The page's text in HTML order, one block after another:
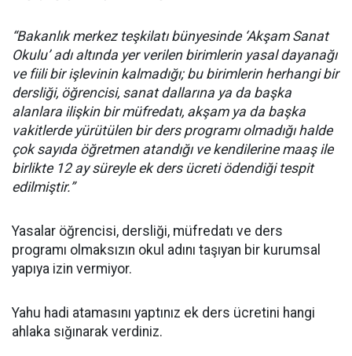
“Bakanlık merkez teşkilatı bünyesinde ‘Akşam Sanat
Okulu’ adı altında yer verilen birimlerin yasal dayanağı
ve fiili bir işlevinin kalmadığı; bu birimlerin herhangi bir
dersliği, öğrencisi, sanat dallarına ya da başka
alanlara ilişkin bir müfredatı, akşam ya da başka
vakitlerde yürütülen bir ders programı olmadığı halde
çok sayıda öğretmen atandığı ve kendilerine maaş ile
birlikte 12 ay süreyle ek ders ücreti ödendiği tespit
edilmiştir.”
Yasalar öğrencisi, dersliği, müfredatı ve ders
programı olmaksızın okul adını taşıyan bir kurumsal
yapıya izin vermiyor.
Yahu hadi atamasını yaptınız ek ders ücretini hangi
ahlaka sığınarak verdiniz.